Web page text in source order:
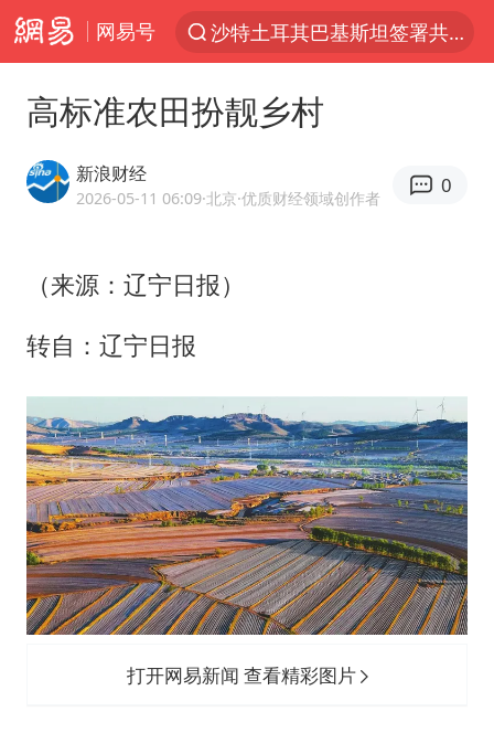
网易号
沙特土耳其巴基斯坦签署共同防务协议
泉州市委书记张毅恭被查
全球首个长时储能一体化产业园量产
中国女篮70-67险胜尼日利亚女篮
U17国足点球大战淘汰河床晋级决赛
国防部：中国军队坚决反制任何闹海挑衅图谋
我国外贸延续良好增长态势
“新疆阿勒泰八月能滑雪”不实
日本试射“战斧”导弹，国防部回应
胡彦斌韩磊 谁帮谁
高标准农田扮靓乡村
新浪财经
2026-05-11 06:09·北京·优质财经领域创作者
0
（来源：辽宁日报）
转自：辽宁日报
打开网易新闻 查看精彩图片